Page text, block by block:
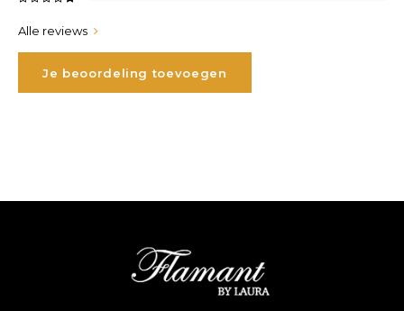
Alle reviews
Je beoordeling toevoegen